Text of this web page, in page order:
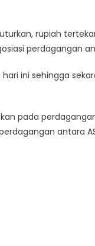
rupiah
perdagangan
ini sehingga
pada
antara